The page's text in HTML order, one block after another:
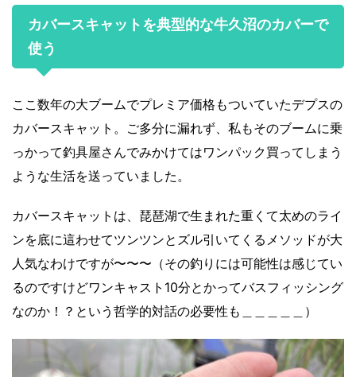
カバースキャットを典型的な牛久沼のカバーで
使う
ここ数年の大ブームでプレミア価格もついていたデプスの
カバースキャット。ご多分に漏れず、私もそのブームに乗
っかって釣具屋さんでみかけてはワンパック買ってしまう
ような生活を送っていました。
カバースキャットは、琵琶湖で生まれた重くて太めのライ
ンを底に這わせてツンツンとズル引いてくるメソッドが大
人気なわけですが〜〜〜（その釣りには可能性は感じてい
るのですけどワンキャスト10分とかってバスフィッシング
なのか！？という哲学的対話の必要性も＿＿＿＿＿）